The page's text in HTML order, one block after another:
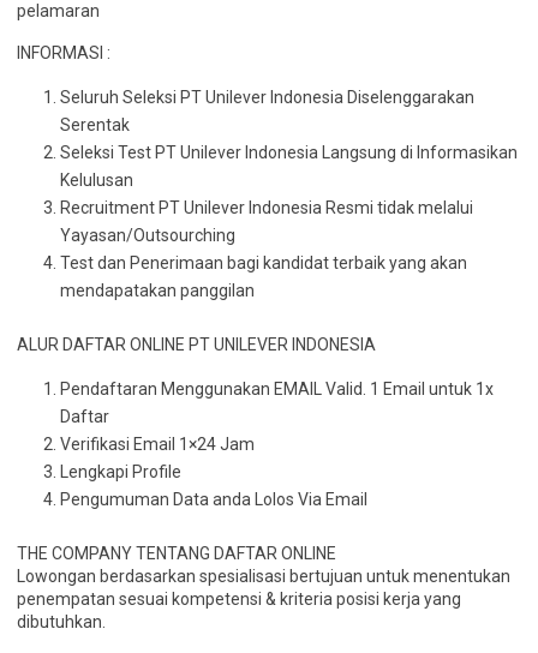
pelamaran
INFORMASI :
Seluruh Seleksi PT Unilever Indonesia Diselenggarakan
Serentak
Seleksi Test PT Unilever Indonesia Langsung di Informasikan
Kelulusan
Recruitment PT Unilever Indonesia Resmi tidak melalui
Yayasan/Outsourching
Test dan Penerimaan bagi kandidat terbaik yang akan
mendapatakan panggilan
ALUR DAFTAR ONLINE PT UNILEVER INDONESIA
Pendaftaran Menggunakan EMAIL Valid. 1 Email untuk 1x
Daftar
Verifikasi Email 1×24 Jam
Lengkapi Profile
Pengumuman Data anda Lolos Via Email
THE COMPANY TENTANG DAFTAR ONLINE
Lowongan berdasarkan spesialisasi bertujuan untuk menentukan
penempatan sesuai kompetensi & kriteria posisi kerja yang
dibutuhkan.